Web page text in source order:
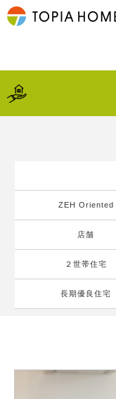
ZEH Oriented
店舗
２世帯住宅
長期優良住宅